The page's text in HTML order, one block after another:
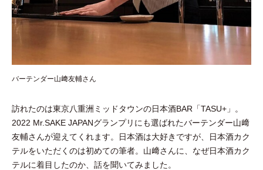
バーテンダー山﨑友輔さん
訪れたのは東京八重洲ミッドタウンの日本酒BAR「TASU+」。
2022 Mr.SAKE JAPANグランプリに も選ばれたバーテンダー山﨑
友輔さんが迎えてくれます。日本酒は大好きですが、日本酒カク
テルをいただくのは初めての筆者。山﨑さんに、なぜ日本酒カク
テルに着目したのか、話を聞いてみました。